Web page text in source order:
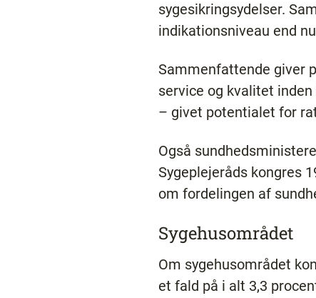
sygesikringsydelser.
indikationsniveau end
Sammenfattende giver
service og kvalitet
– givet potentialet for
Også
Sygeplejeråds kongres
om fordelingen af
Sygehusområdet
Om sygehusområdet
et fald på i alt 3,3